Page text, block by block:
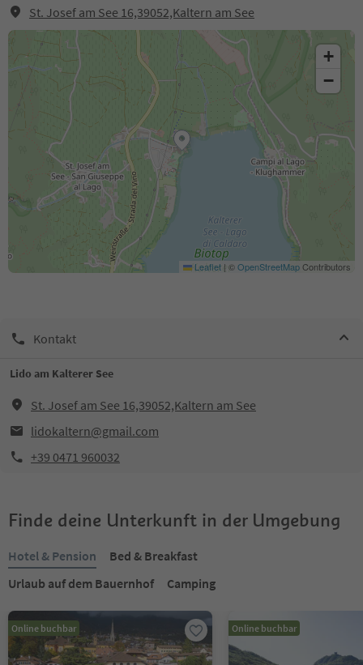
St. Josef am See 16,39052,Kaltern am See
+
−
Leaflet | ©OpenStreetMapContributors
Kontakt
Lido am Kalterer See
St. Josef am See 16,39052,Kaltern am See
lidokaltern@gmail.com
+39 0471 960032
Finde deine Unterkunft in der Umgebung
Hotel & Pension
Bed & Breakfast
Urlaub auf dem Bauernhof
Camping
Online buchbar Online buchbar